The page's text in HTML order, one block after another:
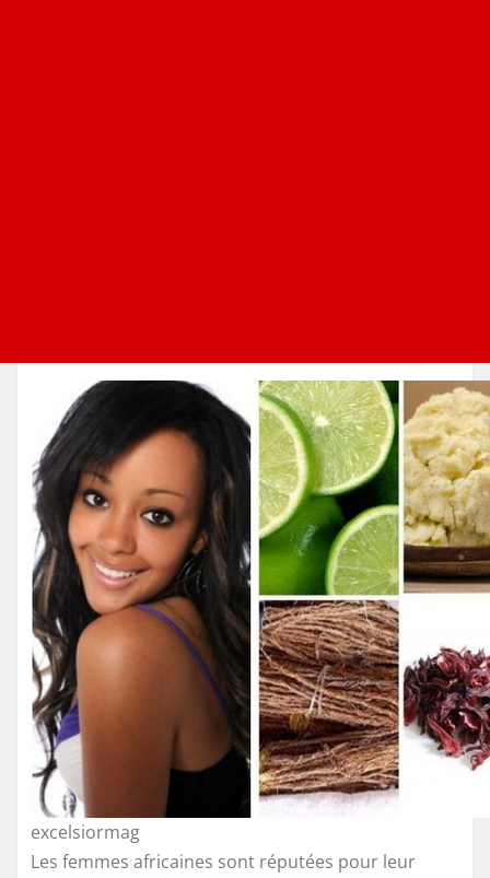
excelsiormag
Les femmes africaines sont réputées pour leur